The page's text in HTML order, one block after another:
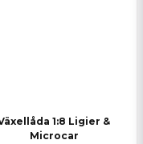
1:8 Ligier &
Microcar